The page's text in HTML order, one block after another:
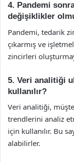
4. Pandemi
değişiklikler
Pandemi, tedarik
çıkarmış ve
zincirleri
5. Veri analitiği
kullanılır?
Veri analitiği,
trendlerini analiz
için kullanılır. Bu
alabilirler.